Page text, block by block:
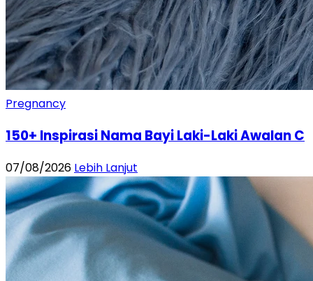
Pregnancy
150+ Inspirasi Nama Bayi Laki-Laki Awalan C
07/08/2026 Lebih Lanjut